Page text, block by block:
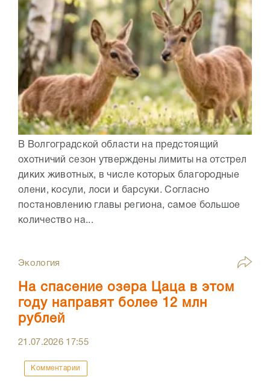
В Волгоградской области на предстоящий
охотничий сезон утверждены лимиты на отстрел
диких животных, в числе которых благородные
олени, косули, лоси и барсуки. Согласно
постановлению главы региона, самое большое
количество на...
Экология
На спасение озера Цаца в этом
году направят более 12 млн
рублей
21.07.2026 17:55
Комментарии